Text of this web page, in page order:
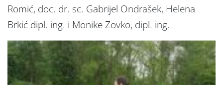
Romić, doc. dr. sc. Gabrijel Ondrašek, Helena
Brkić dipl. ing. i Monike Zovko, dipl. ing.